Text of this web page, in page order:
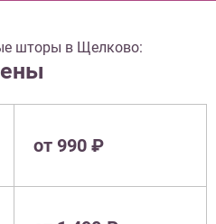
шторы в Щелково:
от 990 ₽